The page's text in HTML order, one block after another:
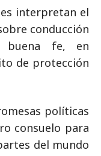
interpretan el
conducción
buena fe, en
de protección
políticas
consuelo para
del mundo